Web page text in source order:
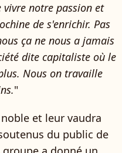
notre passion et
de s'enrichir. Pas
ça ne nous a jamais
dite capitaliste où le
Nous on travaille
"
et leur vaudra
du public de